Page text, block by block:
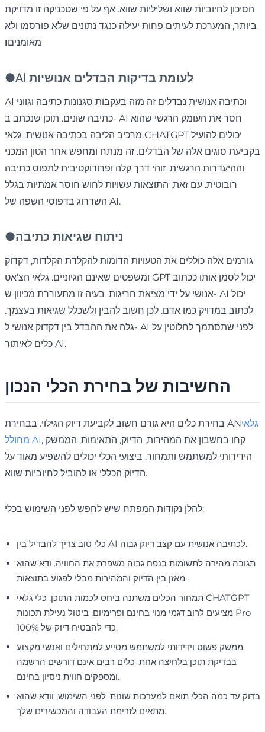
הסיכון לחיוביות שווא ושליליות שווא. אף על פי שטכניקה זו מדויקת
ביותר, המערכת לעיתים פחות יעילה כנגד נתונים שלא פורסמו ולא
מאומניםו
● AI לעומת בדיקות הבדלים אנושיות
AI וכתיבה אנושית נבדלים זה מזה בעקבות סגנונות כתיבה וגווני
כתיבה שונים. תוכן שנכתב ב- AI חסר את העומק הרגשי שהוא
מרכיב הליבה בכתיבה אנושית. גלאי CHATGPT יכולים להועיל
בקביעת סוגים אלה של הבדלים. זה מנתח ומחפש אחר הטון המכני
וההיעדרות הרגשית. זוהי דרך קלה ופרודוקטיבית לתפוס כתיבה
רובוטית. עם זאת, התוצאות עשויות לחוש חוסר אמתיות בגלל
השדרוג בדפוסי השפה של AI.
●ניתוח שגיאות כתיבה
גורמים אלה כוללים את הטעויות הדומות להקלדת הקלדות, דקדוק
ומשפטים שאינם הגיוניים. גלאי הצ'אט GPT יכול לסמן אותו ככתוב
אנושי על ידי מציאת חריגות. בעיה זו מתעוררת מכיוון ש- AI יכול
לכתוב במדויק כמו אדם. לכן חשוב להבין ולשכלל שגיאות בעצמך.
גלה את ההבדל בין דקדוק אנושי ל- AI לפני שתסתמך לחלוטין על
כלים לאיתור AI.
החשיבות של בחירת הכלי הנכון
בחירת כלים היא גורם חשוב לקביעת דיוק הגילוי. בבחירת ANגלאי
מחולל AI, קחו בחשבון את המהירות, הדיוק, התאימות, הממשק
הידידותי למשתמש ותמחור. ביצועי הכלי יכולים להשפיע מאוד על
הדיוק הכללי או להוביל לחיוביות שווא.
להלן נקודות המפתח שיש לחפש לפני השימוש בכלי:
כלי טוב צריך להבדיל בין AI לכתיבה אנושית עם קצב דיוק גבוה.
תגובה מהירה לתשומות בנפח גבוה משפרת את החוויה. ודא שהוא
מאזן בין הדיוק והמהירות מבלי לפגוע בתוצאות.
תמחור הכלים משתנה ביחס לכמות התוכן. כלי גלאי CHATGPT
מציעים לרוב דגמי מנוי בחינם ופרימיום. ביטול נעילת תכונות Pro
כדי להבטיח דיוק של 100%.
ממשק פשוט וידידותי למשתמש מסייע למתחילים ואנשי מקצוע
בבדיקת תוכן בלחיצה אחת. כלים רבים אינם דורשים הרשמה
ומספקים חווית ניסיון בחינם.
בדוק עד כמה הכלי תואם למערכות שונות. לפני השימוש, וודא שהוא
מתאים לזרימת העבודה והמכשירים שלך.